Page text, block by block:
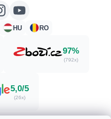
HU RO
97%
(792x)
5,0/5
(26x)